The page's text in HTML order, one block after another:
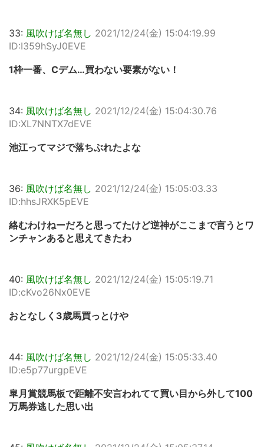
33: 風吹けば名無し 2021/12/24(金) 15:04:19.99
ID:I359hSyJ0EVE
1枠一番、Cデム…買わない要素がない！
34: 風吹けば名無し 2021/12/24(金) 15:04:30.76
ID:XL7NNTX7dEVE
池江ってマジで落ちぶれたよな
36: 風吹けば名無し 2021/12/24(金) 15:05:03.33
ID:hhsJRXK5pEVE
絡むわけねーだろと思ってたけど逆神がここまで言うとワ
ンチャンあると思えてきたわ
40: 風吹けば名無し 2021/12/24(金) 15:05:19.71
ID:cKvo26Nx0EVE
おとなしく3歳馬買っとけや
44: 風吹けば名無し 2021/12/24(金) 15:05:33.40
ID:e5p77urgpEVE
皐月賞競馬板で距離不安言われてて買い目から外して100
万馬券逃した思い出